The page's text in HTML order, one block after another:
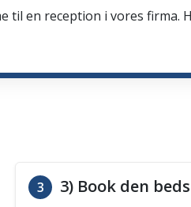
til en reception i vores firma.
3 3) Book den